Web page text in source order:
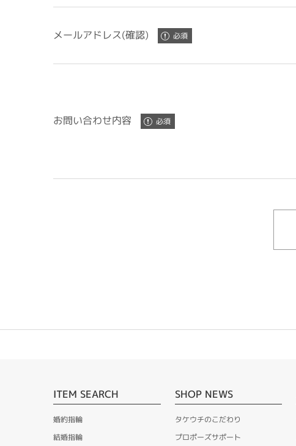
メールアドレス(確認)
お問い合わせ内容
ITEM SEARCH
婚約指輪
結婚指輪
SHOP NEWS
タケウチのこだわり
プロポーズサポート